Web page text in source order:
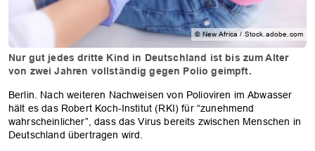
© New Africa / Stock.adobe.com
Nur gut jedes dritte Kind in Deutschland ist bis zum Alter
von zwei Jahren vollständig gegen Polio geimpft.
Berlin. Nach weiteren Nachweisen von Polioviren im Abwasser
hält es das Robert Koch-Institut (RKI) für “zunehmend
wahrscheinlicher”, dass das Virus bereits zwischen Menschen in
Deutschland übertragen wird.